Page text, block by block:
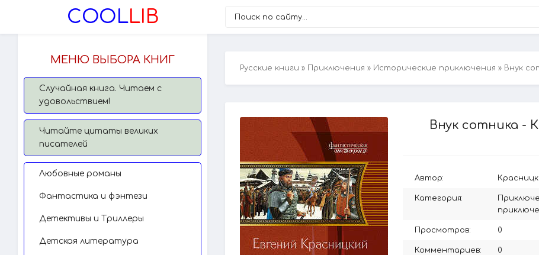
COOLLIB
МЕНЮ ВЫБОРА КНИГ
Случайная книга. Читаем с
удовольствием!
Читайте цитаты великих
писателей
Любовные романы
Фантастика и фэнтези
Детективы и Триллеры
Детская литература
Русские книги » Приключения » Исторические приключения » Внук
Внук сотника -
Автор:
Категория:
Просмотров: 0
Комментариев: 0